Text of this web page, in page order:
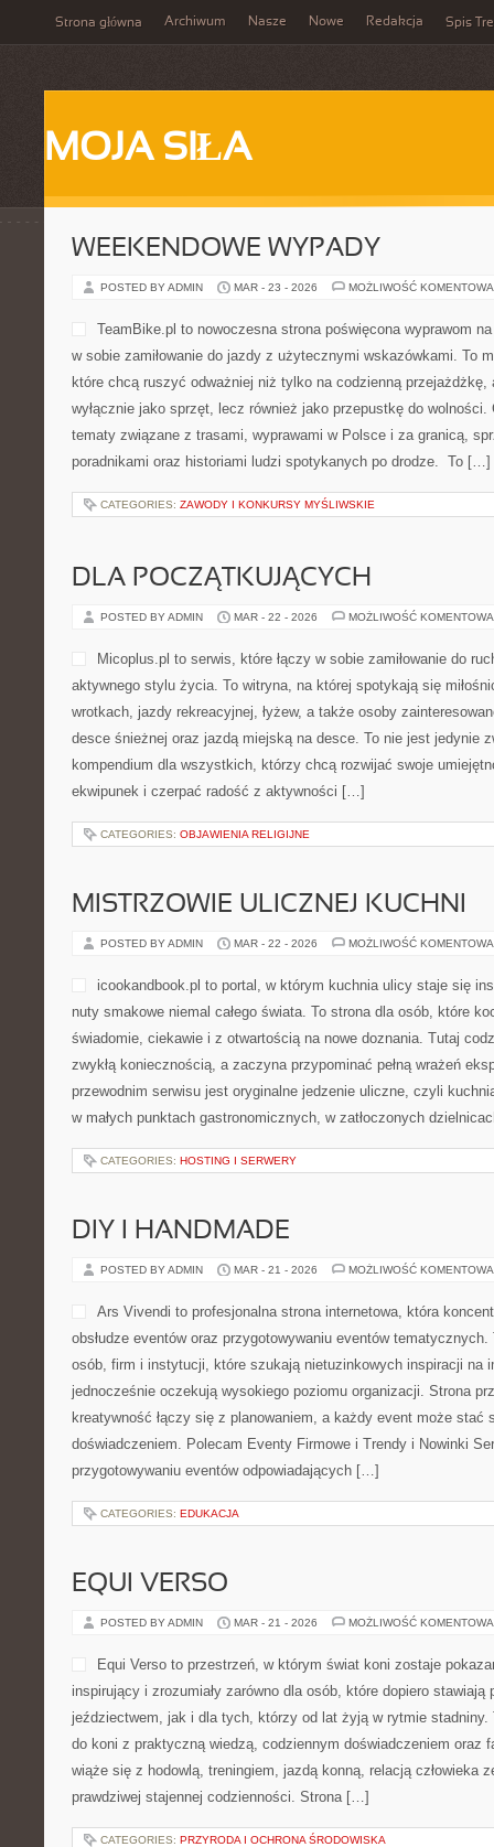
Strona główna Archiwum Nasze Nowe Redakcja Spis
MOJA SIŁA
WEEKENDOWE WYPADY
POSTED BY ADMIN MAR - 23 - 2026 MOŻLIWOŚĆ
TeamBike.pl to nowoczesna strona poświęcona wyprawom
w sobie zamiłowanie do jazdy z użytecznymi wskazówkami. To
które chcą ruszyć odważniej niż tylko na codzienną przejażdżkę,
wyłącznie jako sprzęt, lecz również jako przepustkę do wolności.
tematy związane z trasami, wyprawami w Polsce i za granicą,
poradnikami oraz historiami ludzi spotykanych po drodze. To […]
CATEGORIES: ZAWODY I KONKURSY MYŚLIWSKIE
DLA POCZĄTKUJĄCYCH
POSTED BY ADMIN MAR - 22 - 2026 MOŻLIWOŚĆ
Micoplus.pl to serwis, które łączy w sobie zamiłowanie do
aktywnego stylu życia. To witryna, na której spotykają się
wrotkach, jazdy rekreacyjnej, łyżew, a także osoby
desce śnieżnej oraz jazdą miejską na desce. To nie jest jedynie
kompendium dla wszystkich, którzy chcą rozwijać swoje
ekwipunek i czerpać radość z aktywności […]
CATEGORIES: OBJAWIENIA RELIGIJNE
MISTRZOWIE ULICZNEJ KUCHNI
POSTED BY ADMIN MAR - 22 - 2026 MOŻLIWOŚĆ
icookandbook.pl to portal, w którym kuchnia ulicy staje się
nuty smakowe niemal całego świata. To strona dla osób, które
świadomie, ciekawie i z otwartością na nowe doznania. Tutaj
zwykłą koniecznością, a zaczyna przypominać pełną wrażeń
przewodnim serwisu jest oryginalne jedzenie uliczne, czyli
w małych punktach gastronomicznych, w zatłoczonych
CATEGORIES: HOSTING I SERWERY
DIY I HANDMADE
POSTED BY ADMIN MAR - 21 - 2026 MOŻLIWOŚĆ
Ars Vivendi to profesjonalna strona internetowa, która
obsłudze eventów oraz przygotowywaniu eventów
osób, firm i instytucji, które szukają nietuzinkowych inspiracji na
jednocześnie oczekują wysokiego poziomu organizacji. Strona
kreatywność łączy się z planowaniem, a każdy event może stać
doświadczeniem. Polecam Eventy Firmowe i Trendy i Nowinki
przygotowywaniu eventów odpowiadających […]
CATEGORIES: EDUKACJA
EQUI VERSO
POSTED BY ADMIN MAR - 21 - 2026 MOŻLIWOŚĆ
Equi Verso to przestrzeń, w którym świat koni zostaje
inspirujący i zrozumiały zarówno dla osób, które dopiero stawiają
jeździectwem, jak i dla tych, którzy od lat żyją w rytmie stadniny.
do koni z praktyczną wiedzą, codziennym doświadczeniem oraz
wiąże się z hodowlą, treningiem, jazdą konną, relacją człowieka
prawdziwej stajennej codzienności. Strona […]
CATEGORIES: PRZYRODA I OCHRONA ŚRODOWISKA